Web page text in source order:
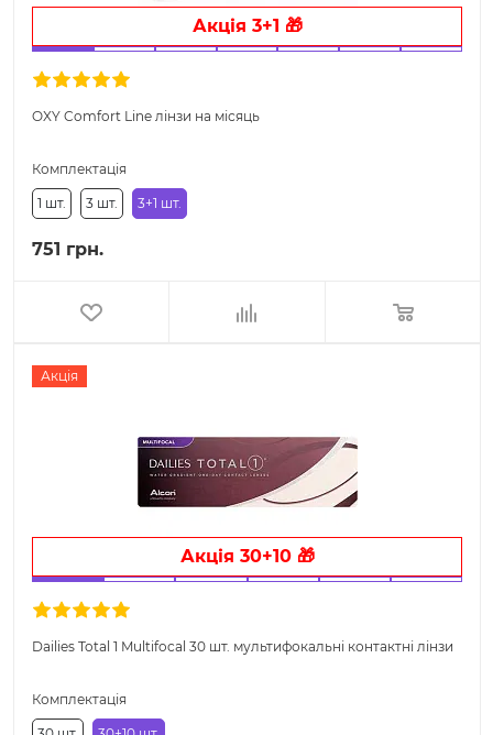
Акція 3+1 🎁
OXY Comfort Line лінзи на місяць
Комплектація
1 шт. 3 шт. 3+1 шт.
751 грн.
Акція
Акція 30+10 🎁
Dailies Total 1 Multifocal 30 шт. мультифокальні контактні лінзи
Комплектація